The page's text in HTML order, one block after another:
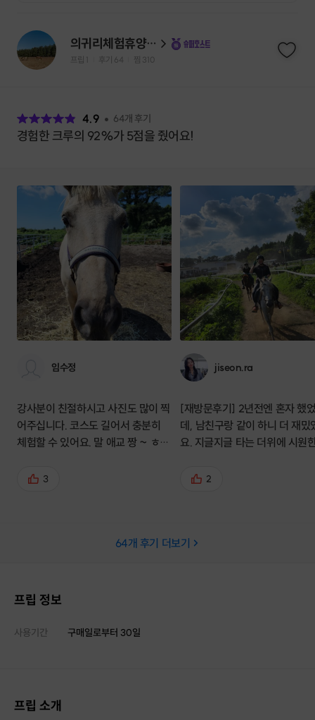
의귀리체험휴양마을(옷귀마테마타운)
프립 후기 64 찜 310
4.9 64개 후기
경험한 크루의 92%가 5점을 줬어요!
임수정
강사분이 친절하시고 사진도 많이 찍
어주십니다. 코스도 길어서 충분히
체험할 수 있어요. 말 애교 짱 ~ ㅎㅎ
이 묻으니 조심하세요
3
jiseon.ra
[재방문후기] 2년전엔 혼자 했
데, 남친구랑 같이 하니 더 재밌
요. 지글지글 타는 더위에 시원
습니다. 끝나고 다도체험까지
보시는 경험 해보셨으면 합니다!
2
64개 후기 더보기
프립 정보
사용기간 구매일로부터 30일
프립 소개